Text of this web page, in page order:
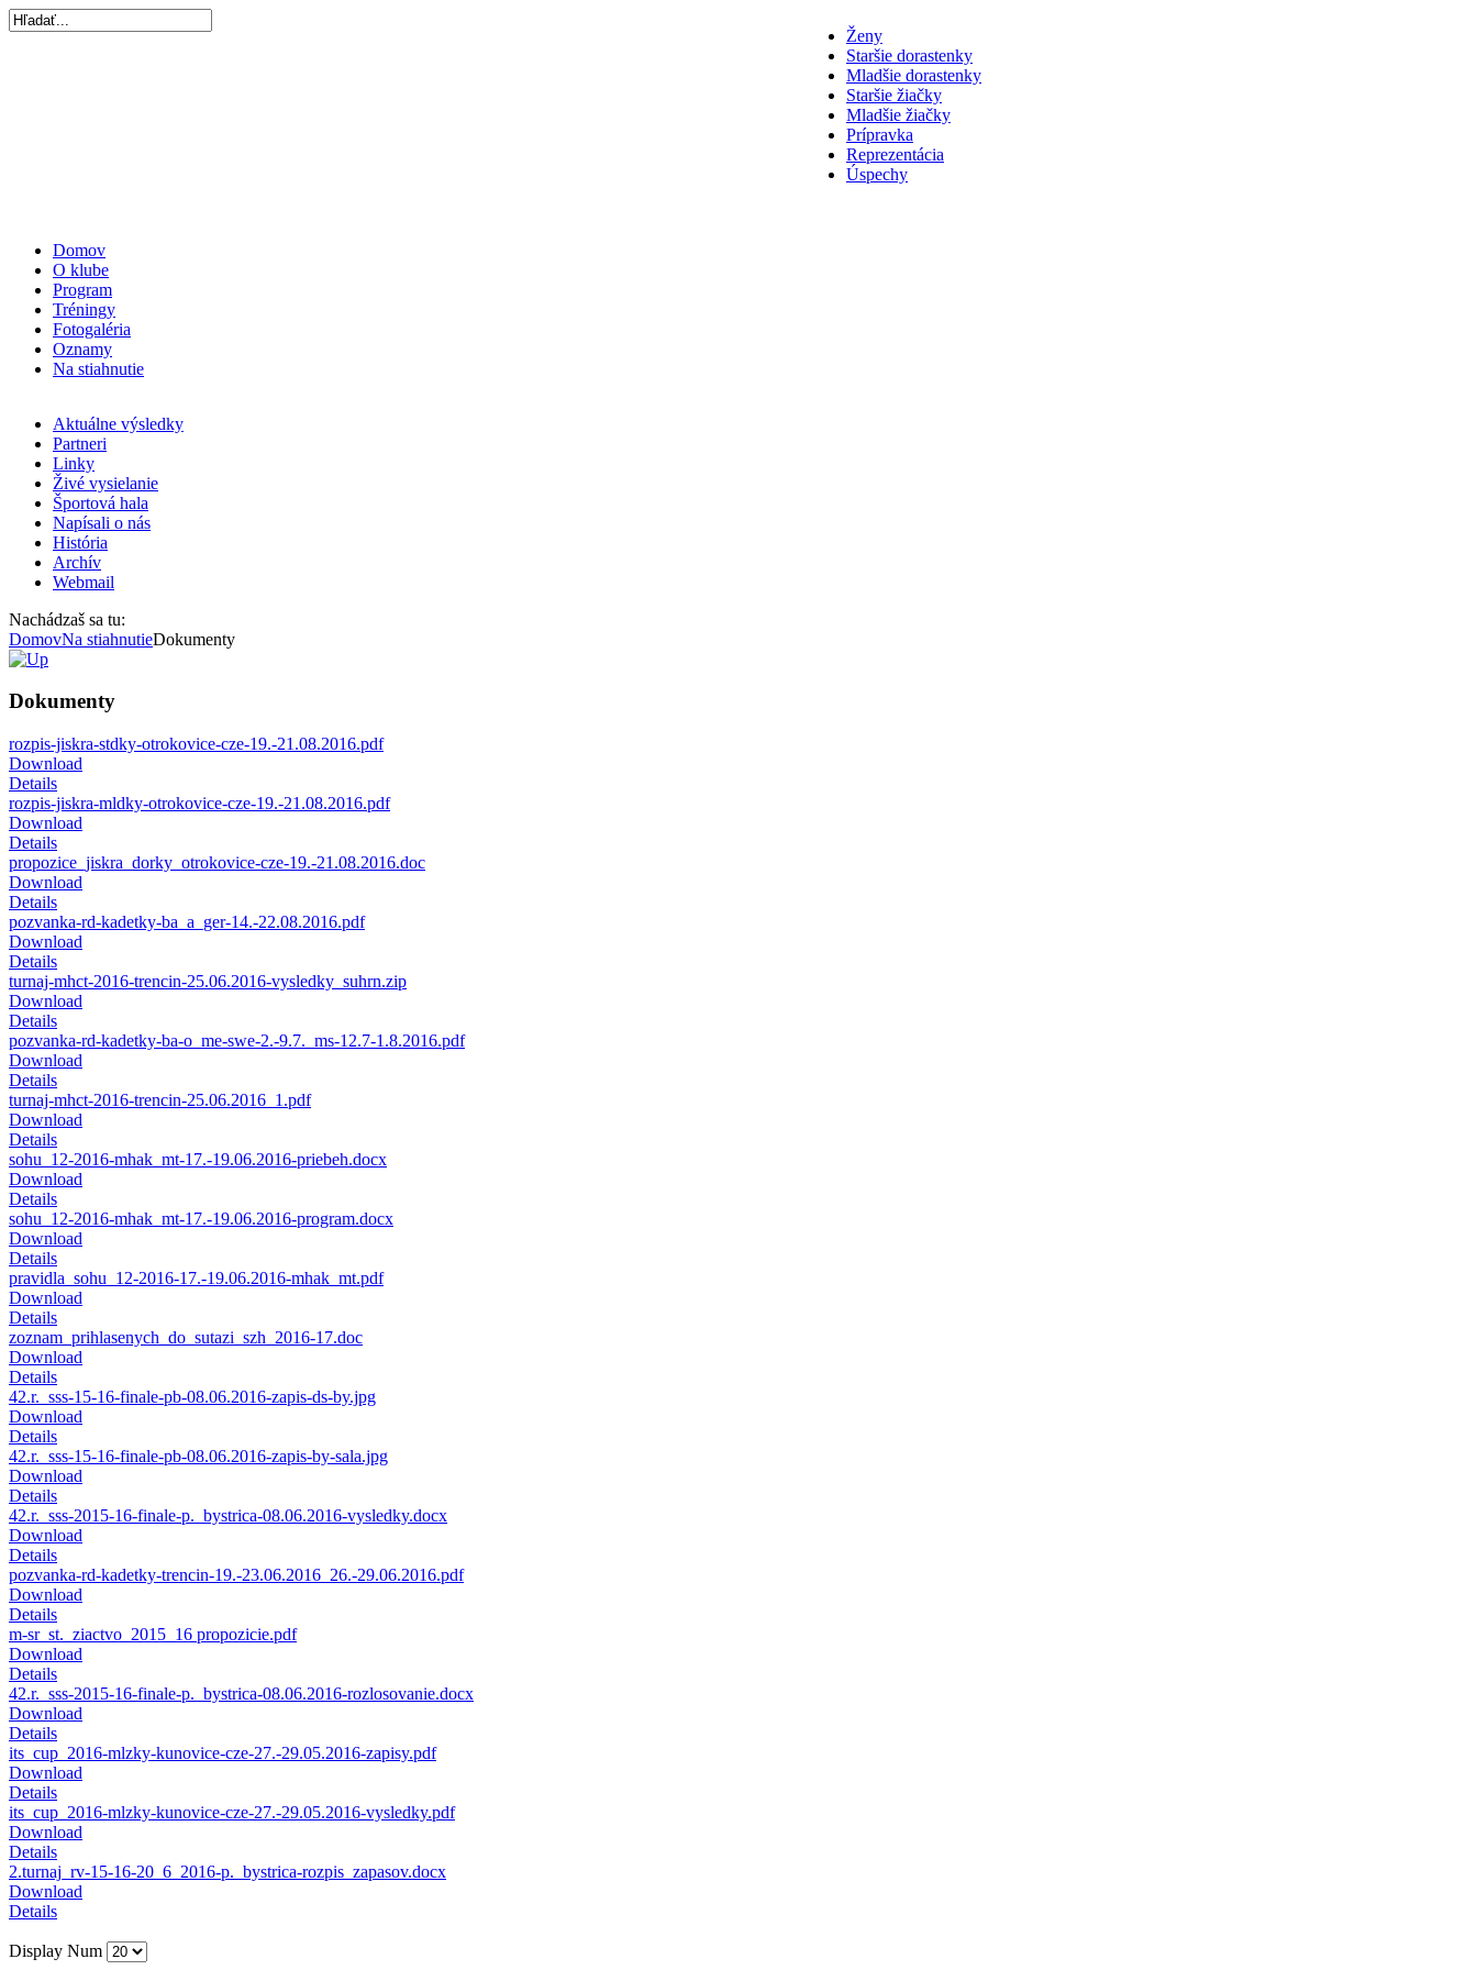
Ženy
Staršie dorastenky
Mladšie dorastenky
Staršie žiačky
Mladšie žiačky
Prípravka
Reprezentácia
Úspechy
Domov
O klube
Program
Tréningy
Fotogaléria
Oznamy
Na stiahnutie
Aktuálne výsledky
Partneri
Linky
Živé vysielanie
Športová hala
Napísali o nás
História
Archív
Webmail
Nachádzaš sa tu:
DomovNa stiahnutieDokumenty
Dokumenty
rozpis-jiskra-stdky-otrokovice-cze-19.-21.08.2016.pdf
Download
Details
rozpis-jiskra-mldky-otrokovice-cze-19.-21.08.2016.pdf
Download
Details
propozice_jiskra_dorky_otrokovice-cze-19.-21.08.2016.doc
Download
Details
pozvanka-rd-kadetky-ba_a_ger-14.-22.08.2016.pdf
Download
Details
turnaj-mhct-2016-trencin-25.06.2016-vysledky_suhrn.zip
Download
Details
pozvanka-rd-kadetky-ba-o_me-swe-2.-9.7._ms-12.7-1.8.2016.pdf
Download
Details
turnaj-mhct-2016-trencin-25.06.2016_1.pdf
Download
Details
sohu_12-2016-mhak_mt-17.-19.06.2016-priebeh.docx
Download
Details
sohu_12-2016-mhak_mt-17.-19.06.2016-program.docx
Download
Details
pravidla_sohu_12-2016-17.-19.06.2016-mhak_mt.pdf
Download
Details
zoznam_prihlasenych_do_sutazi_szh_2016-17.doc
Download
Details
42.r._sss-15-16-finale-pb-08.06.2016-zapis-ds-by.jpg
Download
Details
42.r._sss-15-16-finale-pb-08.06.2016-zapis-by-sala.jpg
Download
Details
42.r._sss-2015-16-finale-p._bystrica-08.06.2016-vysledky.docx
Download
Details
pozvanka-rd-kadetky-trencin-19.-23.06.2016_26.-29.06.2016.pdf
Download
Details
m-sr_st._ziactvo_2015_16 propozicie.pdf
Download
Details
42.r._sss-2015-16-finale-p._bystrica-08.06.2016-rozlosovanie.docx
Download
Details
its_cup_2016-mlzky-kunovice-cze-27.-29.05.2016-zapisy.pdf
Download
Details
its_cup_2016-mlzky-kunovice-cze-27.-29.05.2016-vysledky.pdf
Download
Details
2.turnaj_rv-15-16-20_6_2016-p._bystrica-rozpis_zapasov.docx
Download
Details
Display Num